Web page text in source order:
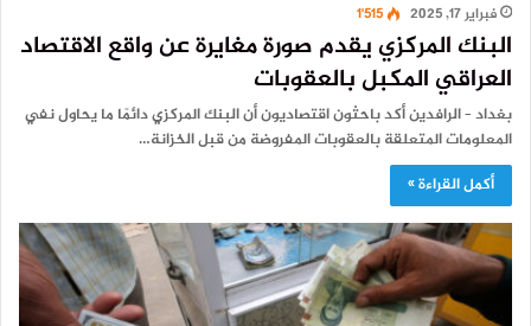
فبراير 17, 2025
1٬515
البنك المركزي يقدم صورة مغايرة عن واقع الاقتصاد
العراقي المكبل بالعقوبات
بغداد – الرافدين أكد باحثون اقتصاديون أن البنك المركزي دائمًا ما يحاول نفي
المعلومات المتعلقة بالعقوبات المفروضة من قبل الخزانة…
أكمل القراءة »